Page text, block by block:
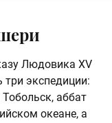
Людовика XV
три экспедиции:
аббат
океане, а